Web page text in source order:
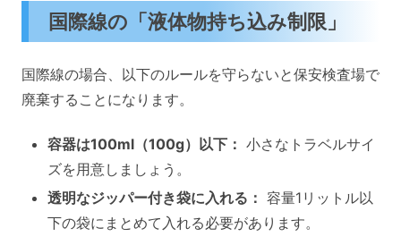
国際線の「液体物持ち込み制限」
国際線の場合、以下のルールを守らないと保安検査場で
廃棄することになります。
容器は100ml（100g）以下： 小さなトラベルサイ
ズを用意しましょう。
透明なジッパー付き袋に入れる： 容量1リットル以
下の袋にまとめて入れる必要があります。